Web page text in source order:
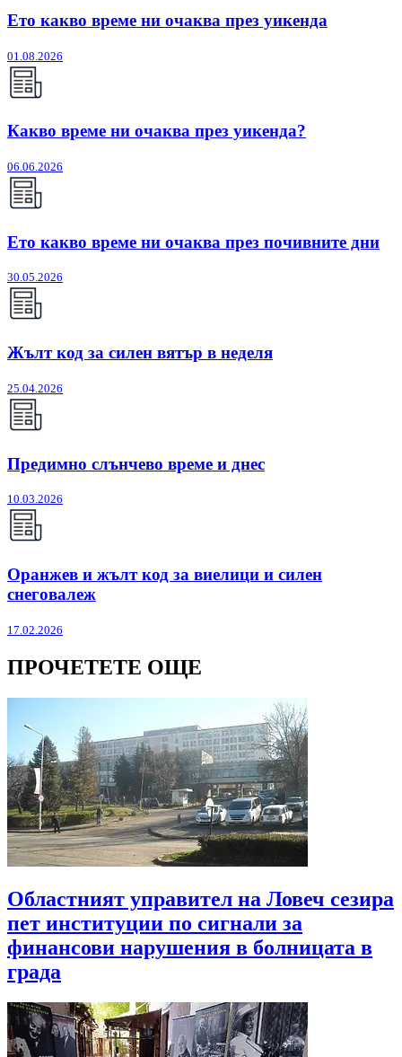
Ето какво време ни очаква през уикенда
01.08.2026
Какво време ни очаква през уикенда?
06.06.2026
Ето какво време ни очаква през почивните дни
30.05.2026
Жълт код за силен вятър в неделя
25.04.2026
Предимно слънчево време и днес
10.03.2026
Оранжев и жълт код за виелици и силен
снеговалеж
17.02.2026
ПРОЧЕТЕТЕ ОЩЕ
Областният управител на Ловеч сезира
пет институции по сигнали за
финансови нарушения в болницата в
града